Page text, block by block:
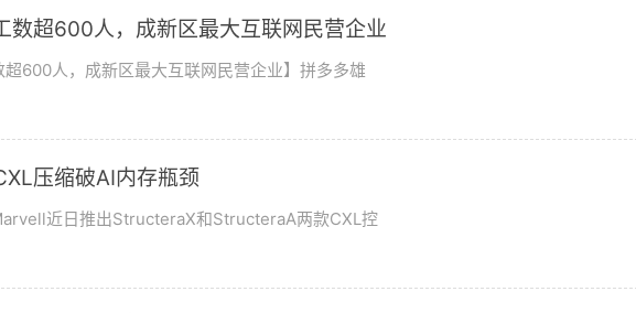
数超600人，成新区最大互联网民营企业
超600人，成新区最大互联网民营企业】拼多多雄
压缩破AI内存瓶颈
近日推出StructeraX和StructeraA两款CXL控